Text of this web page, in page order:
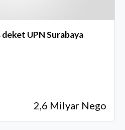
UPN Surabaya
2,6 Milyar Nego